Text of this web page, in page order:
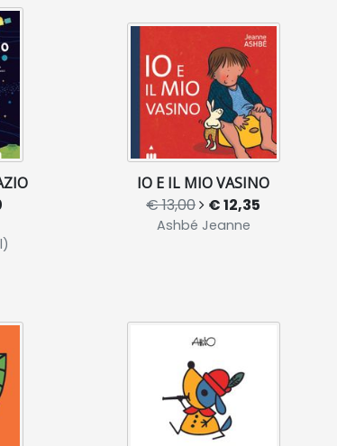
IO E IL MIO VASINO
€ 13,00 € 12,35
Ashbé Jeanne